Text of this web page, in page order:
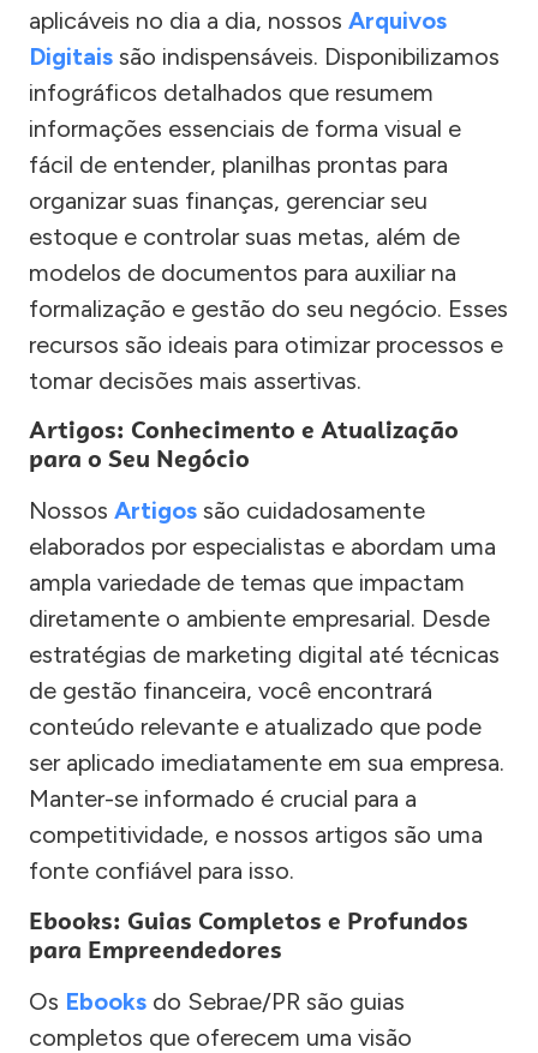
aplicáveis no dia a dia, nossos Arquivos
Digitais são indispensáveis. Disponibilizamos
infográficos detalhados que resumem
informações essenciais de forma visual e
fácil de entender, planilhas prontas para
organizar suas finanças, gerenciar seu
estoque e controlar suas metas, além de
modelos de documentos para auxiliar na
formalização e gestão do seu negócio. Esses
recursos são ideais para otimizar processos e
tomar decisões mais assertivas.
Artigos: Conhecimento e Atualização
para o Seu Negócio
Nossos Artigos são cuidadosamente
elaborados por especialistas e abordam uma
ampla variedade de temas que impactam
diretamente o ambiente empresarial. Desde
estratégias de marketing digital até técnicas
de gestão financeira, você encontrará
conteúdo relevante e atualizado que pode
ser aplicado imediatamente em sua empresa.
Manter-se informado é crucial para a
competitividade, e nossos artigos são uma
fonte confiável para isso.
Ebooks: Guias Completos e Profundos
para Empreendedores
Os Ebooks do Sebrae/PR são guias
completos que oferecem uma visão